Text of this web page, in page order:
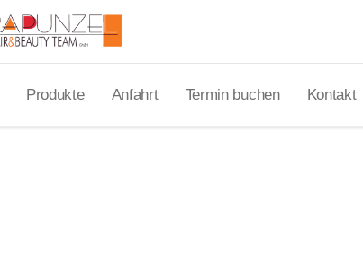
Produkte Anfahrt Termin buchen Kontakt